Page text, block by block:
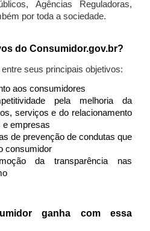
Agências Reguladoras,
por toda a sociedade.
do Consumidor.gov.br?
seus principais objetivos:
aos consumidores
pela melhoria da
serviços e do relacionamento
e empresas
de prevenção de condutas que
consumidor
da transparência nas
ganha com essa